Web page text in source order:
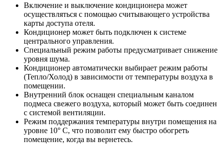
Включение и выключение кондиционера может
осуществляться с помощью считывающего устройства
карты доступа отеля.
Кондиционер может быть подключен к системе
центрального управления.
Специальный режим работы предусматривает снижение
уровня шума.
Кондиционер автоматически выбирает режим работы
(Тепло/Холод) в зависимости от температуры воздуха в
помещении.
Внутренний блок оснащен специальным каналом
подмеса свежего воздуха, который может быть соединен
с системой вентиляции.
Режим поддержания температуры внутри помещения на
уровне 10° С, что позволит ему быстро обогреть
помещение, когда вы вернетесь.